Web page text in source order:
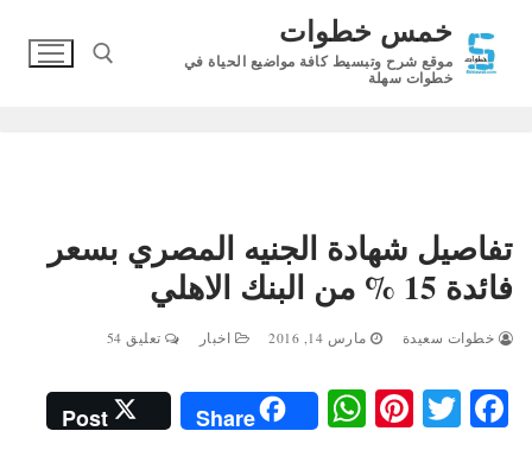
المحتوى
خمس خطوات
موقع شرح وتبسيط كافة مواضيع الحياة في
خطوات سهلة
تفاصيل شهادة الجنيه المصري بسعر
فائدة 15 % من البنك الاهلي
خطوات سعيدة مارس 14, 2016 اخبار تعليق 54
Fa
T
Pi
W
Share
Post